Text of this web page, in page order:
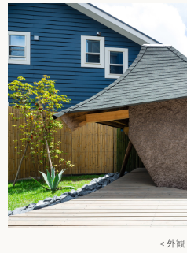
＜外観